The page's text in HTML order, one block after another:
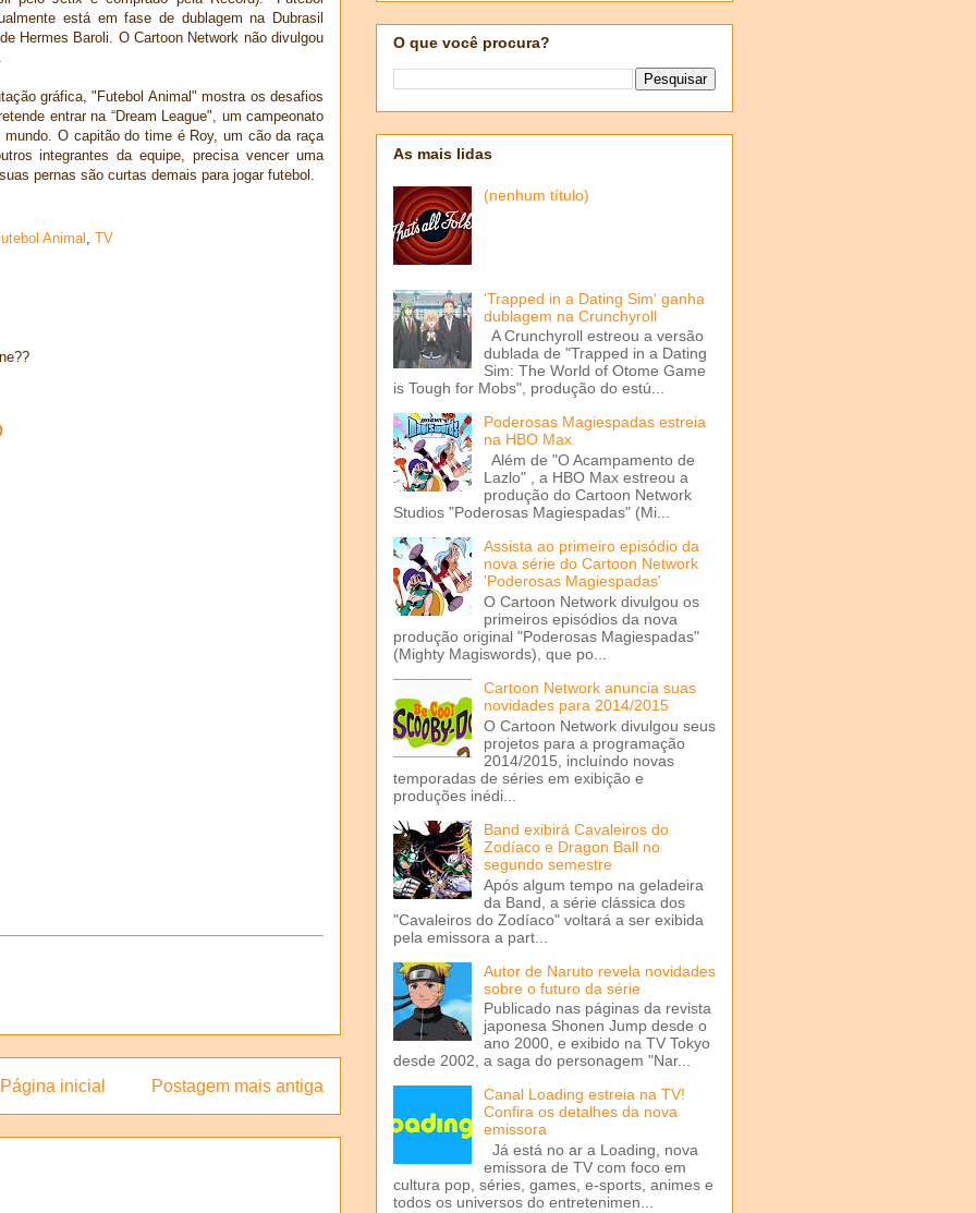
está em fase de dublagem na Dubrasil
Hermes Baroli. O Cartoon Network não divulgou
gráfica, "Futebol Animal" mostra os desafios
entrar na “Dream League", um campeonato
O capitão do time é Roy, um cão da raça
integrantes da equipe, precisa vencer uma
pernas são curtas demais para jogar futebol.
Animal, TV
Postagem mais antiga
Página inicial
O que você procura?
As mais lidas
(nenhum título)
'Trapped in a Dating Sim' ganha
dublagem na Crunchyroll
A Crunchyroll estreou a versão
dublada de "Trapped in a Dating
Sim: The World of Otome Game
is Tough for Mobs", produção do estú...
Poderosas Magiespadas estreia
na HBO Max
Além de "O Acampamento de
Lazlo" , a HBO Max estreou a
produção do Cartoon Network
Studios "Poderosas Magiespadas" (Mi...
Assista ao primeiro episódio da
nova série do Cartoon Network
'Poderosas Magiespadas'
O Cartoon Network divulgou os
primeiros episódios da nova
produção original "Poderosas Magiespadas"
(Mighty Magiswords), que po...
Cartoon Network anuncia suas
novidades para 2014/2015
O Cartoon Network divulgou seus
projetos para a programação
2014/2015, incluíndo novas
temporadas de séries em exibição e
produções inédi...
Band exibirá Cavaleiros do
Zodíaco e Dragon Ball no
segundo semestre
Após algum tempo na geladeira
da Band, a série clássica dos
"Cavaleiros do Zodíaco" voltará a ser exibida
pela emissora a part...
Autor de Naruto revela novidades
sobre o futuro da série
Publicado nas páginas da revista
japonesa Shonen Jump desde o
ano 2000, e exibido na TV Tokyo
desde 2002, a saga do personagem "Nar...
Canal Loading estreia na TV!
Confira os detalhes da nova
emissora
Já está no ar a Loading, nova
emissora de TV com foco em
cultura pop, séries, games, e-sports, animes e
todos os universos do entretenimen...